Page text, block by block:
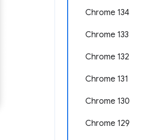
Chrome 134
Chrome 133
Chrome 132
Chrome 131
Chrome 130
Chrome 129